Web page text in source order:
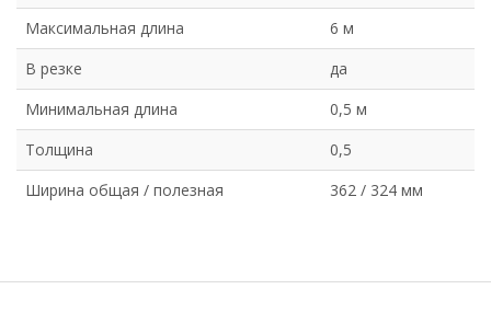
Максимальная длина
6 м
В резке
да
Минимальная длина
0,5 м
Толщина
0,5
Ширина общая / полезная
362 / 324 мм